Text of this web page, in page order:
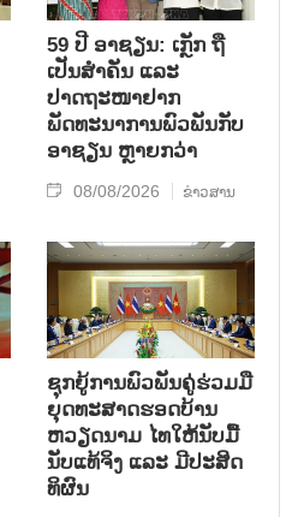
59 ປີ ອາຊຽນ: ເກຼັກ ຖື
ເປັນສຳຄັນ ແລະ
ປາດຖະໜາຢາກ
ພັດທະນາການພົວພັນກັບ
ອາຊຽນ ຫຼາຍກວ່າ
08/08/2026 ຂ່າວສານ
ຊຸກ​ຍູ້​ການ​ພົວ​ພັນ​ຄູ່​ຮ່ວມ​ມື​
ຍຸດ​ທະ​ສາດ​ຮອດ​ບ້ານ
ຫວຽດ​ນາມ ໄທ​ໃຫ້​ນັບ​ມື້​
ນັບ​ແທ້​ຈິງ ແລະ ມີ​ປະ​ສິດ​
ທິ​ຜົນ